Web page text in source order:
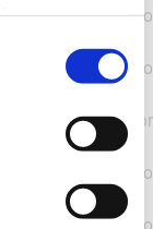
chunks/
chunks/
chunks/
chunks/
chunks/